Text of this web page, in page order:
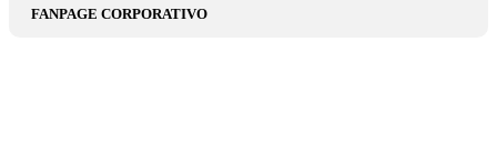
FANPAGE CORPORATIVO